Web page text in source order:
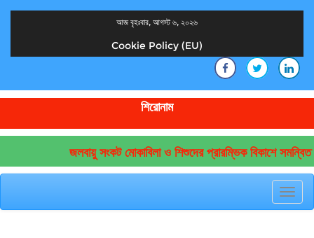
আজ বৃহঃবার, আগস্ট ৬, ২০২৬
Cookie Policy (EU)
শিরোনাম
জলবায়ু সংকট মোকাবিলা ও শিশুদের প্রারম্ভিক বিকাশে